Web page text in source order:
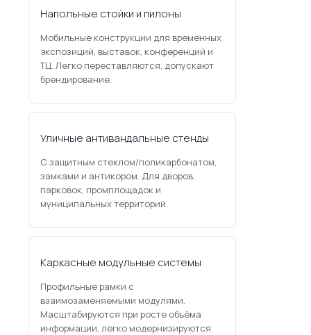
Напольные стойки и пилоны
Мобильные конструкции для временных
экспозиций, выставок, конференций и
ТЦ. Легко переставляются, допускают
брендирование.
Уличные антивандальные стенды
С защитным стеклом/поликарбонатом,
замками и антикором. Для дворов,
парковок, промплощадок и
муниципальных территорий.
Каркасные модульные системы
Профильные рамки с
взаимозаменяемыми модулями.
Масштабируются при росте объёма
информации, легко модернизируются.